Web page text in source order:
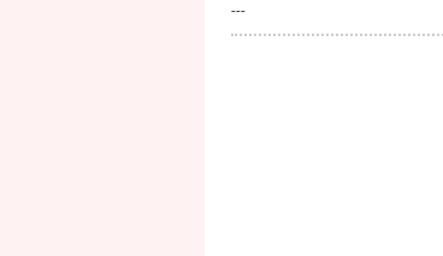
---